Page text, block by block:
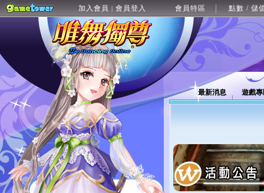
加入會員 | 會員登入 會員特區 點數 / 儲
最新消息 遊戲